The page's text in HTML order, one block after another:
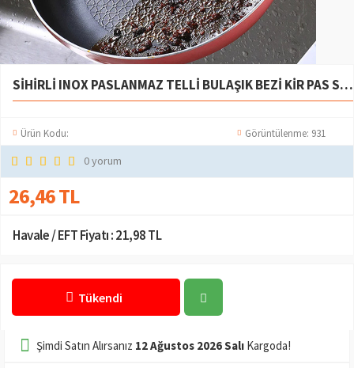
SIHIRLI INOX PASLANMAZ TELLI BULAŞIK BEZI KIR PAS SÖKÜCÜ SIHIRLI TEMIZLIK BEZI VE SÜNGERI
Ürün Kodu: Görüntülenme: 931
0 yorum
26,46 TL
Havale / EFT Fiyatı :21,98 TL
Tükendi
Şimdi Satın Alırsanız 12 Ağustos 2026 Salı Kargoda!